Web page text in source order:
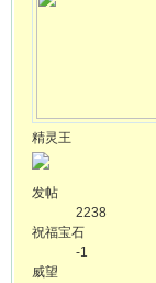
精灵王
发帖
2238
祝福宝石
-1
威望